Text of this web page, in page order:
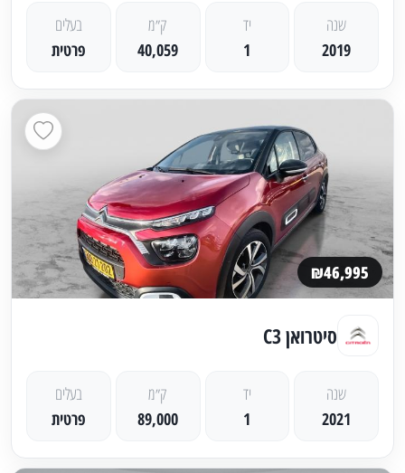
שנה
2019
יד
1
ק״מ
40,059
בעלים
פרטית
₪46,995
סיטרואן C3
שנה
2021
יד
1
ק״מ
89,000
בעלים
פרטית